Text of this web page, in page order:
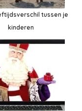
tussen je
kinderen